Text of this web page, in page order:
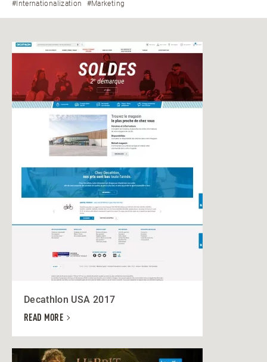
#Internationalization #Marketing
Decathlon USA 2017
READ MORE